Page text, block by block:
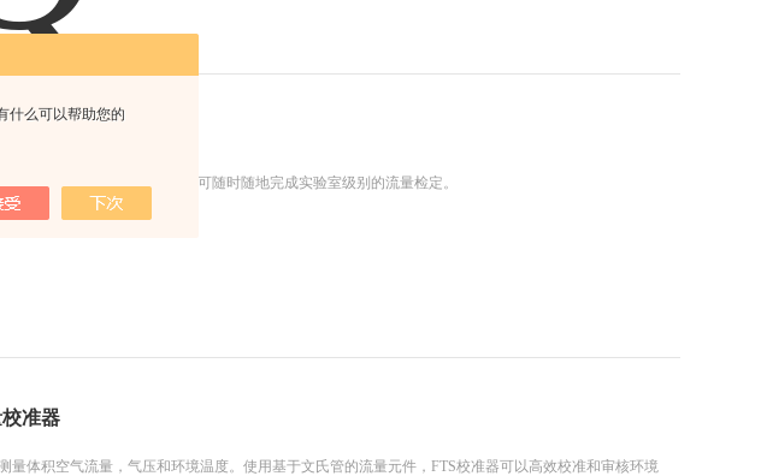
什么可以帮助您的
式气体质量流量计
量流量计准确，高效，耐用，可随时随地完成实验室级别的流量检定。
准器
量体积空气流量，气压和环境温度。使用基于文氏管的流量元件，FTS校准器可以高效校准和审核环境